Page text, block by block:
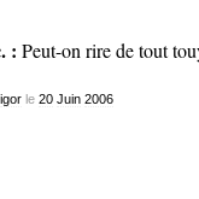
: Peut-on rire de tout
igorle 20 Juin 2006